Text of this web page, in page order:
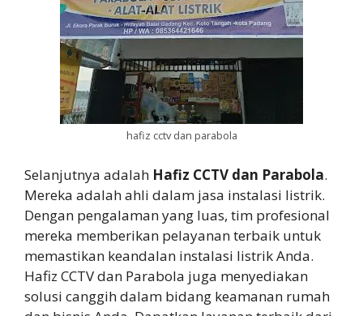
hafiz cctv dan parabola
Selanjutnya adalah Hafiz CCTV dan Parabola.
Mereka adalah ahli dalam jasa instalasi listrik.
Dengan pengalaman yang luas, tim profesional
mereka memberikan pelayanan terbaik untuk
memastikan keandalan instalasi listrik Anda.
Hafiz CCTV dan Parabola juga menyediakan
solusi canggih dalam bidang keamanan rumah